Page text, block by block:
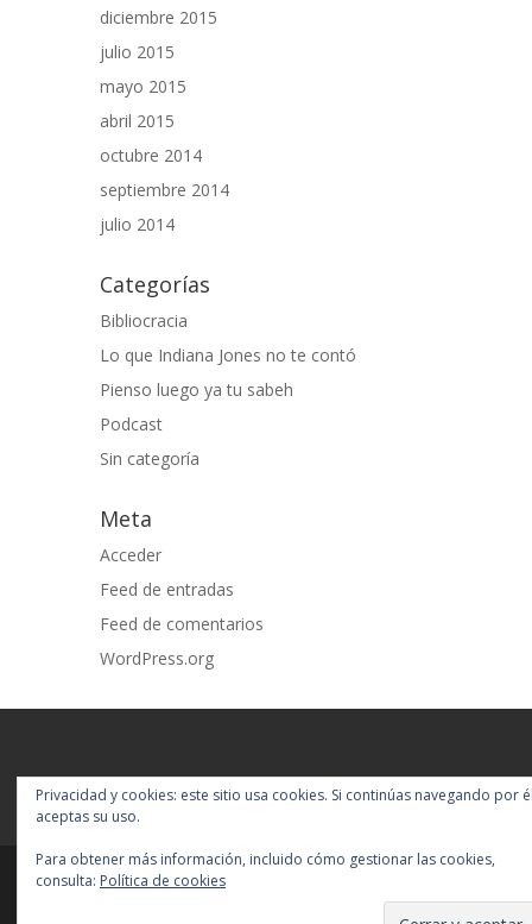
diciembre 2015
julio 2015
mayo 2015
abril 2015
octubre 2014
septiembre 2014
julio 2014
Categorías
Bibliocracia
Lo que Indiana Jones no te contó
Pienso luego ya tu sabeh
Podcast
Sin categoría
Meta
Acceder
Feed de entradas
Feed de comentarios
WordPress.org
Privacidad y cookies: este sitio usa cookies. Si continúas navegando por
aceptas su uso.
Para obtener más información, incluido cómo gestionar las cookies,
consulta: Política de cookies